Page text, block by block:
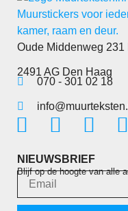
Oude Middenweg 231
2491 AG Den Haag
070 - 301 02 18
NIEUWSBRIEF
Blijf op de hoogte van alle